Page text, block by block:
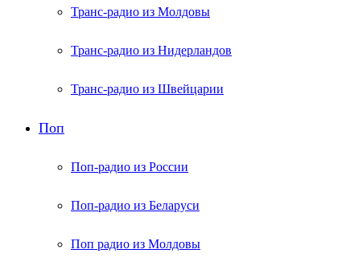
Транс-радио из Молдовы
Транс-радио из Нидерландов
Транс-радио из Швейцарии
Поп
Поп-радио из России
Поп-радио из Беларуси
Поп радио из Молдовы